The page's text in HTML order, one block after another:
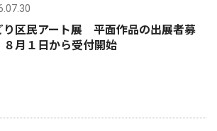
り区民アート展 平面作品の出展者募
月１日から受付開始